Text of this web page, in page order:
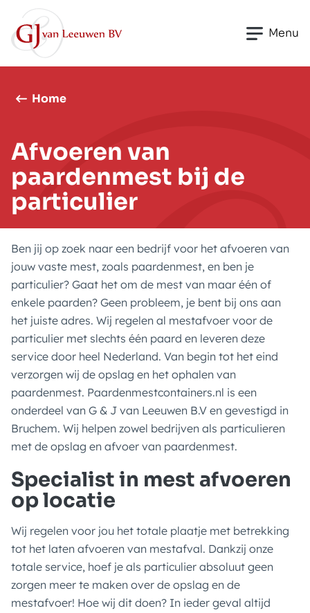
Skip to content
Menu
Home
Afvoeren van
paardenmest bij de
particulier
Ben jij op zoek naar een bedrijf voor het afvoeren van
jouw vaste mest, zoals paardenmest, en ben je
particulier? Gaat het om de mest van maar één of
enkele paarden? Geen probleem, je bent bij ons aan
het juiste adres. Wij regelen al mestafvoer voor de
particulier met slechts één paard en leveren deze
service door heel Nederland. Van begin tot het eind
verzorgen wij de opslag en het ophalen van
paardenmest. Paardenmestcontainers.nl is een
onderdeel van G & J van Leeuwen B.V en gevestigd in
Bruchem. Wij helpen zowel bedrijven als particulieren
met de opslag en afvoer van paardenmest.
Specialist in mest afvoeren
op locatie
Wij regelen voor jou het totale plaatje met betrekking
tot het laten afvoeren van mestafval. Dankzij onze
totale service, hoef je als particulier absoluut geen
zorgen meer te maken over de opslag en de
mestafvoer! Hoe wij dit doen? In ieder geval altijd